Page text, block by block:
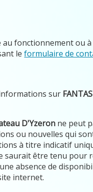
fonctionnement ou
leformulaire de
sur
D'Yzeron ne peut
ou nouvelles qui
à titre indicatif
saurait être tenu pour
absence de
internet.